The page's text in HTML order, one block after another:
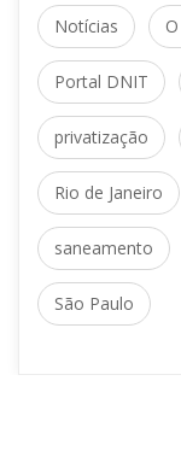
Notícia
Portal DNIT
privatização
Rio de Janeiro
aneamento
São Paulo